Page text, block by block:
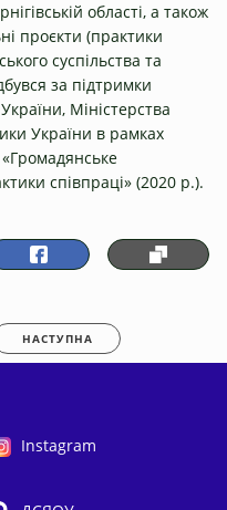
області, а також
проєкти (практики
суспільства та
за підтримки
Міністерства
України в рамках
«Громадянське
співпраці» (2020 р.).
НАСТУПНА
Instagram